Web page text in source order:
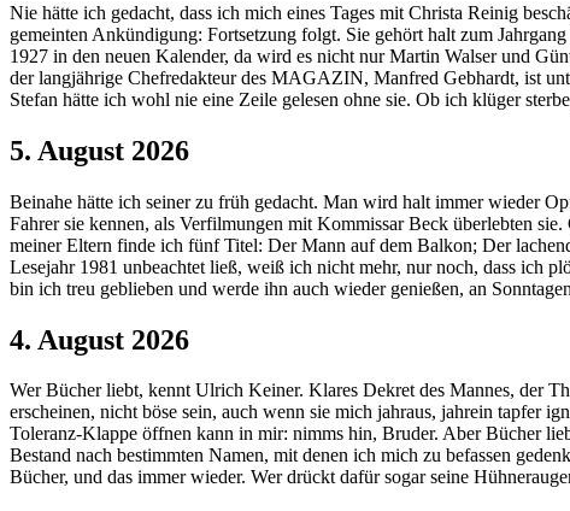
Nie hätte ich gedacht, dass ich mich eines Tages mit Christa Reinig
gemeinten Ankündigung: Fortsetzung folgt. Sie gehört halt zum
1927 in den neuen Kalender, da wird es nicht nur Martin Walser und
der langjährige Chefredakteur des MAGAZIN, Manfred Gebhardt, ist
Stefan hätte ich wohl nie eine Zeile gelesen ohne sie. Ob ich klüger
5. August 2026
Beinahe hätte ich seiner zu früh gedacht. Man wird halt immer wieder
Fahrer sie kennen, als Verfilmungen mit Kommissar Beck überlebten
meiner Eltern finde ich fünf Titel: Der Mann auf dem Balkon; Der
Lesejahr 1981 unbeachtet ließ, weiß ich nicht mehr, nur noch, dass ich
bin ich treu geblieben und werde ihn auch wieder genießen, an
4. August 2026
Wer Bücher liebt, kennt Ulrich Keiner. Klares Dekret des Mannes, der
erscheinen, nicht böse sein, auch wenn sie mich jahraus, jahrein tapfer
Toleranz-Klappe öffnen kann in mir: nimms hin, Bruder. Aber Bücher
Bestand nach bestimmten Namen, mit denen ich mich zu befassen
Bücher, und das immer wieder. Wer drückt dafür sogar seine